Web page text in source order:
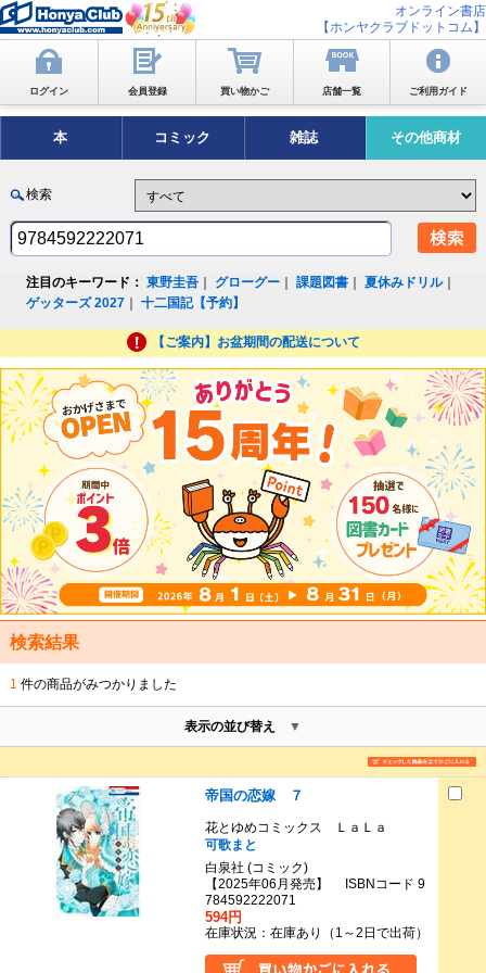
オンライン書店
【ホンヤクラブドットコム】
ログイン 会員登録 買い物かご 店舗一覧 ご利用ガイド
本 コミック 雑誌 その他商材
検索
注目のキーワード： 東野圭吾 グローグー ｜課題図書 ｜夏休みドリル｜
ゲッターズ 2027 ｜十二国記【予約】
【ご案内】お盆期間の配送について
検索結果
1 件の商品がみつかりました
表示の並び替え
帝国の恋嫁 ７
花とゆめコミックス ＬａＬａ
可歌まと
白泉社 (コミック)
【2025年06月発売】 ISBNコード 9
784592222071
594円
在庫状況：在庫あり（1～2日で出荷）